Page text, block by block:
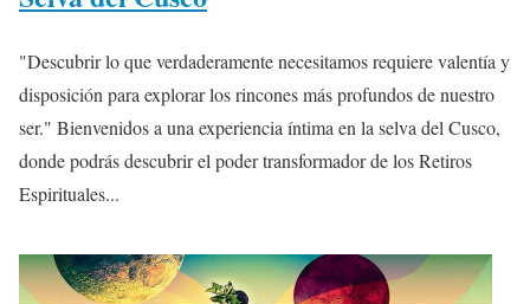
"Descubrir lo que verdaderamente necesitamos requiere valentía y
disposición para explorar los rincones más profundos de nuestro
ser." Bienvenidos a una experiencia íntima en la selva del Cusco,
donde podrás descubrir el poder transformador de los Retiros
Espirituales...